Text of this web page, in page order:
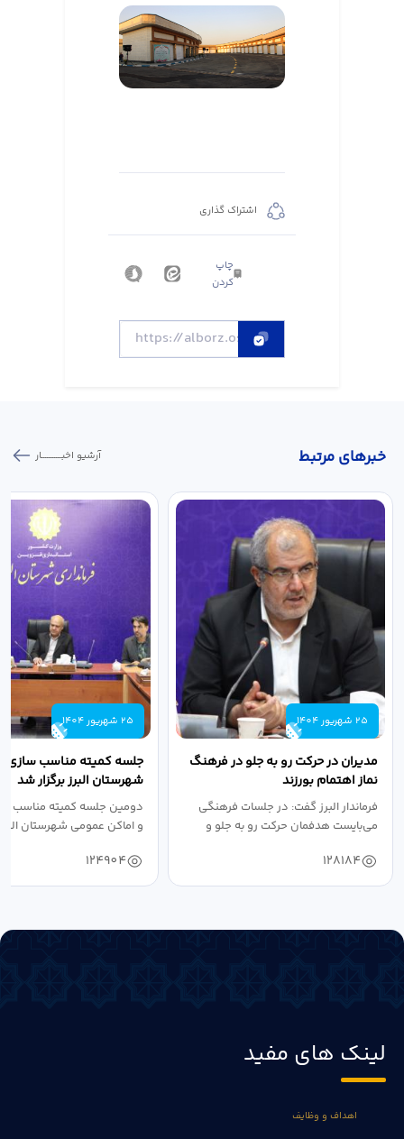
اشتراک گذاری
چاپ
کردن
خبر‌های مرتبط آرشیو اخبـــــــــــار
25 شهریور 1404
مدیران در حرکت رو به جلو در فرهنگ
نماز اهتمام بورزند
فرماندار البرز گفت: در جلسات فرهنگی
می‌بایست هدفمان حرکت رو به جلو و
128184
25 شهریور 1404
جلسه کمیته مناسب سازی
شهرستان البرز برگزار شد
دومین جلسه کمیته مناسب
و اماکن عمومی شهرستان
124904
لینک های مفید
اهداف و وظایف